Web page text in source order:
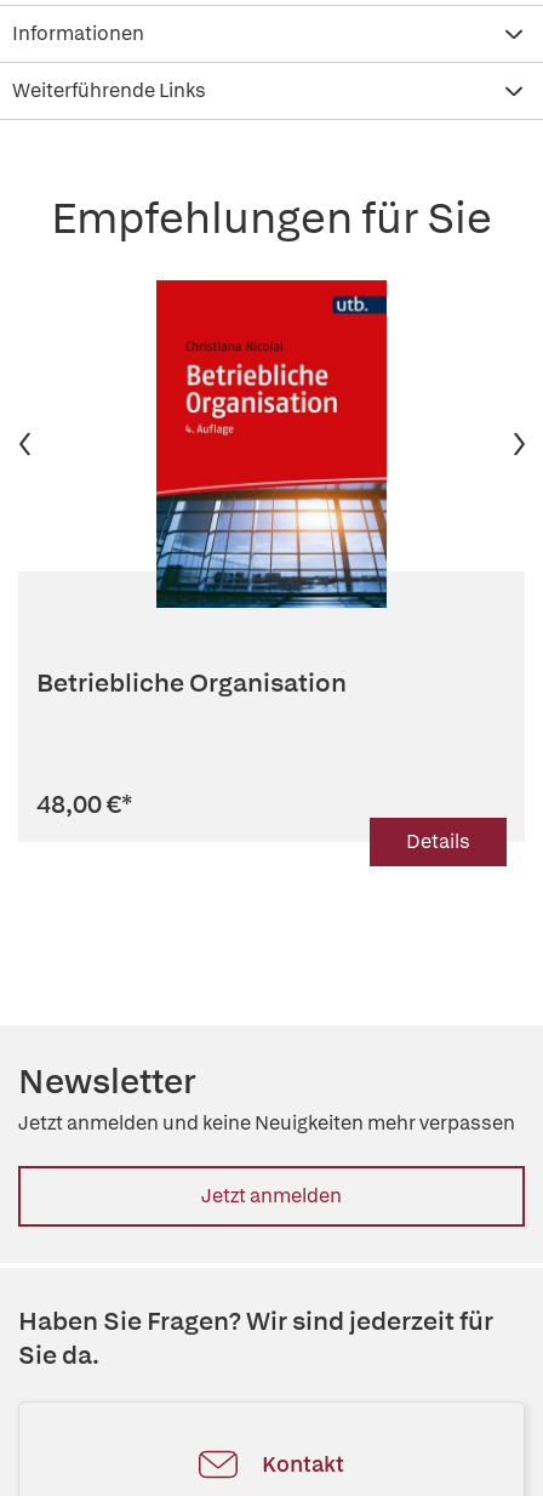
Informationen
Weiterführende Links
Empfehlungen für Sie
Betriebliche Organisation
48,00 €*
Details
Newsletter
Jetzt anmelden und keine Neuigkeiten mehr verpassen
Jetzt anmelden
Haben Sie Fragen? Wir sind jederzeit für
Sie da.
Kontakt